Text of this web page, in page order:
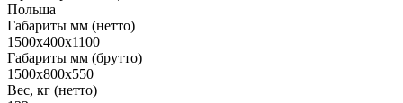
Польша
Габариты мм (нетто)
1500x400x1100
Габариты мм (брутто)
1500х800х550
Вес, кг (нетто)